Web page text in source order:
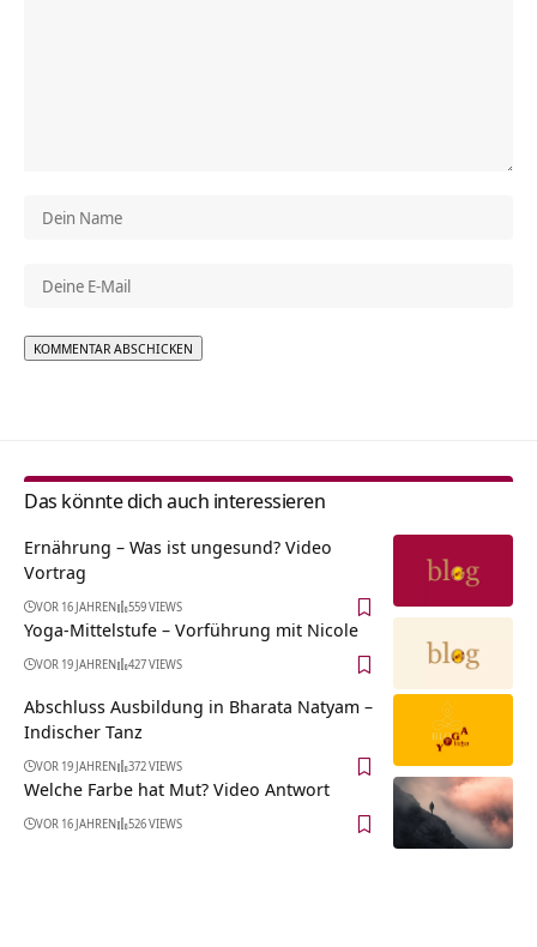
Das könnte dich auch interessieren
Ernährung – Was ist ungesund? Video
Vortrag
VOR 16 JAHREN 559 VIEWS
Yoga-Mittelstufe – Vorführung mit Nicole
VOR 19 JAHREN 427 VIEWS
Abschluss Ausbildung in Bharata Natyam –
Indischer Tanz
VOR 19 JAHREN 372 VIEWS
Welche Farbe hat Mut? Video Antwort
VOR 16 JAHREN 526 VIEWS